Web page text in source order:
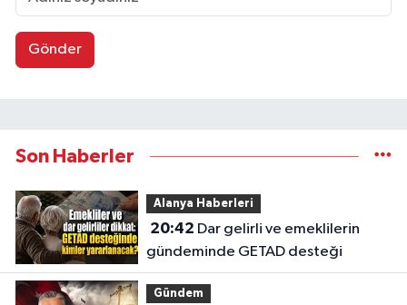
Gönder
Son Haberler
Alanya Haberleri
20:42
gündeminde GETAD desteği
Gündem